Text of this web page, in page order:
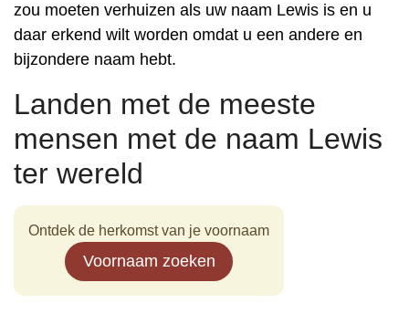
zou moeten verhuizen als uw naam Lewis is en u
daar erkend wilt worden omdat u een andere en
bijzondere naam hebt.
Landen met de meeste
mensen met de naam Lewis
ter wereld
Ontdek de herkomst van je voornaam
Voornaam zoeken